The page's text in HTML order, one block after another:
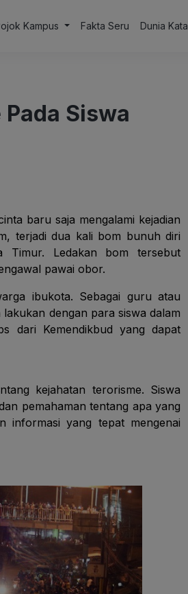
Kampus Fakta Seru Dunia Kata
Siswa
baru saja mengalami kejadian
terjadi dua kali bom bunuh diri
Timur. Ledakan bom tersebut
pawai obor.
ibukota. Sebagai guru atau
dengan para siswa dalam
dari Kemendikbud yang dapat
kejahatan terorisme. Siswa
pemahaman tentang apa yang
informasi yang tepat mengenai